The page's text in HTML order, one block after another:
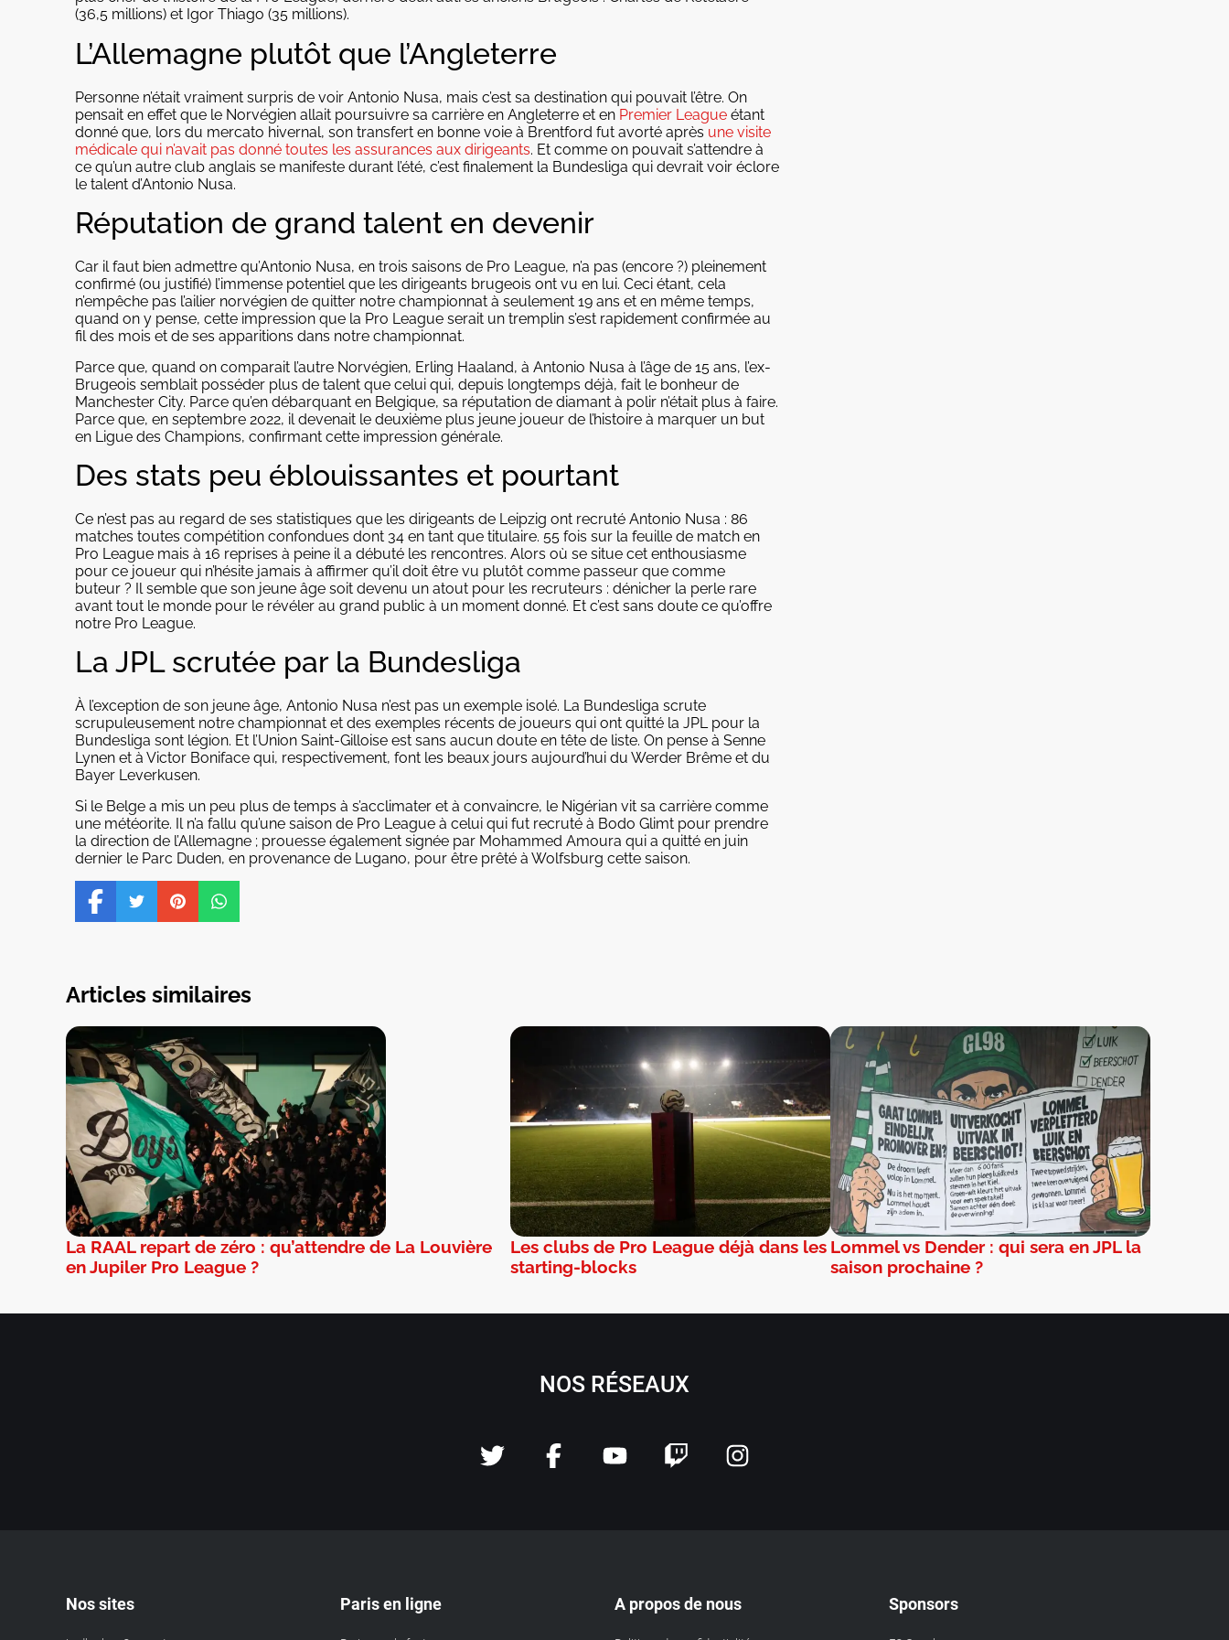
(36,5 millions) et Igor Thiago (35 millions).
L’Allemagne plutôt que l’Angleterre
Personne n’était vraiment surpris de voir Antonio Nusa, mais c’est sa destination qui pouvait l’être. On
pensait en effet que le Norvégien allait poursuivre sa carrière en Angleterre et en Premier League étant
donné que, lors du mercato hivernal, son transfert en bonne voie à Brentford fut avorté après une visite
médicale qui n’avait pas donné toutes les assurances aux dirigeants. Et comme on pouvait s’attendre à
ce qu’un autre club anglais se manifeste durant l’été, c’est finalement la Bundesliga qui devrait voir éclore
le talent d’Antonio Nusa.
Réputation de grand talent en devenir
Car il faut bien admettre qu’Antonio Nusa, en trois saisons de Pro League, n’a pas (encore ?) pleinement
confirmé (ou justifié) l’immense potentiel que les dirigeants brugeois ont vu en lui. Ceci étant, cela
n’empêche pas l’ailier norvégien de quitter notre championnat à seulement 19 ans et en même temps,
quand on y pense, cette impression que la Pro League serait un tremplin s’est rapidement confirmée au
fil des mois et de ses apparitions dans notre championnat.
Parce que, quand on comparait l’autre Norvégien, Erling Haaland, à Antonio Nusa à l’âge de 15 ans, l’ex-
Brugeois semblait posséder plus de talent que celui qui, depuis longtemps déjà, fait le bonheur de
Manchester City. Parce qu’en débarquant en Belgique, sa réputation de diamant à polir n’était plus à faire.
Parce que, en septembre 2022, il devenait le deuxième plus jeune joueur de l’histoire à marquer un but
en Ligue des Champions, confirmant cette impression générale.
Des stats peu éblouissantes et pourtant
Ce n’est pas au regard de ses statistiques que les dirigeants de Leipzig ont recruté Antonio Nusa : 86
matches toutes compétition confondues dont 34 en tant que titulaire. 55 fois sur la feuille de match en
Pro League mais à 16 reprises à peine il a débuté les rencontres. Alors où se situe cet enthousiasme
pour ce joueur qui n’hésite jamais à affirmer qu’il doit être vu plutôt comme passeur que comme
buteur ? Il semble que son jeune âge soit devenu un atout pour les recruteurs : dénicher la perle rare
avant tout le monde pour le révéler au grand public à un moment donné. Et c’est sans doute ce qu’offre
notre Pro League.
La JPL scrutée par la Bundesliga
À l’exception de son jeune âge, Antonio Nusa n’est pas un exemple isolé. La Bundesliga scrute
scrupuleusement notre championnat et des exemples récents de joueurs qui ont quitté la JPL pour la
Bundesliga sont légion. Et l’Union Saint-Gilloise est sans aucun doute en tête de liste. On pense à Senne
Lynen et à Victor Boniface qui, respectivement, font les beaux jours aujourd’hui du Werder Brême et du
Bayer Leverkusen.
Si le Belge a mis un peu plus de temps à s’acclimater et à convaincre, le Nigérian vit sa carrière comme
une météorite. Il n’a fallu qu’une saison de Pro League à celui qui fut recruté à Bodo Glimt pour prendre
la direction de l’Allemagne ; prouesse également signée par Mohammed Amoura qui a quitté en juin
dernier le Parc Duden, en provenance de Lugano, pour être prêté à Wolfsburg cette saison.
Articles similaires
La RAAL repart de zéro : qu’attendre de La Louvière
en Jupiler Pro League ?
Les clubs de Pro League déjà dans les
starting-blocks
Lommel vs Dender : qui sera en JPL la
saison prochaine ?
NOS RÉSEAUX
Nos sites Paris en ligne A propos de nous Sponsors